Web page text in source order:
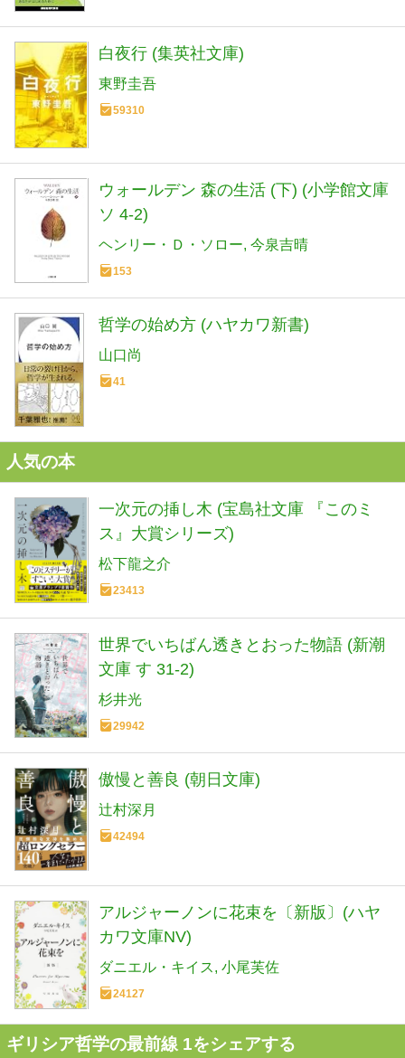
白夜行 (集英社文庫)
東野圭吾
59310
ウォールデン 森の生活 (下) (小学館文庫
ソ 4-2)
ヘンリー・Ｄ・ソロー 今泉吉晴
153
哲学の始め方 (ハヤカワ新書)
山口尚
41
人気の本
一次元の挿し木 (宝島社文庫 『このミ
ス』大賞シリーズ)
松下龍之介
23413
世界でいちばん透きとおった物語 (新潮
文庫 す 31-2)
杉井光
29942
傲慢と善良 (朝日文庫)
辻村深月
42494
アルジャーノンに花束を〔新版〕(ハヤ
カワ文庫NV)
ダニエル・キイス 小尾芙佐
24127
ギリシア哲学の最前線 1をシェアする